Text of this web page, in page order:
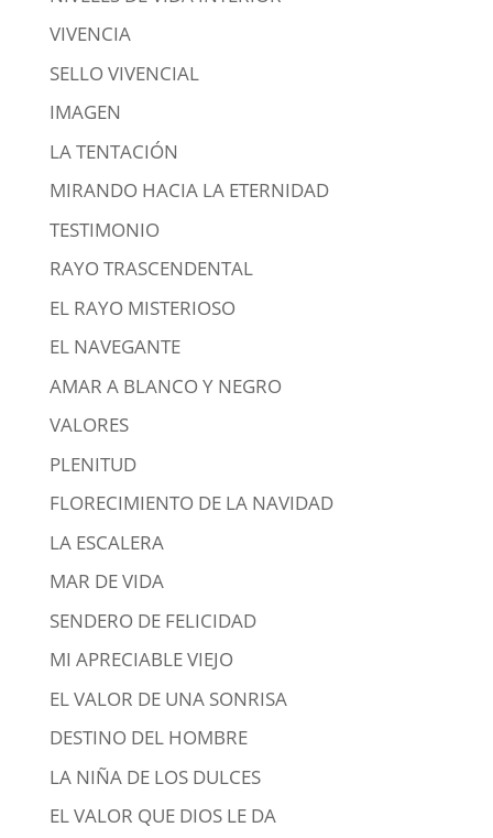
VIVENCIA
SELLO VIVENCIAL
IMAGEN
LA TENTACIÓN
MIRANDO HACIA LA ETERNIDAD
TESTIMONIO
RAYO TRASCENDENTAL
EL RAYO MISTERIOSO
EL NAVEGANTE
AMAR A BLANCO Y NEGRO
VALORES
PLENITUD
FLORECIMIENTO DE LA NAVIDAD
LA ESCALERA
MAR DE VIDA
SENDERO DE FELICIDAD
MI APRECIABLE VIEJO
EL VALOR DE UNA SONRISA
DESTINO DEL HOMBRE
LA NIÑA DE LOS DULCES
EL VALOR QUE DIOS LE DA